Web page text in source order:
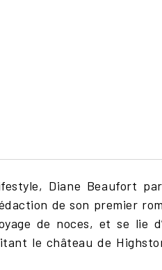
Diane Beaufort
de son premier
de noces, et se lie
le château de